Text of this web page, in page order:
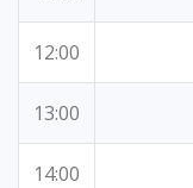
12:00
13:00
14:00